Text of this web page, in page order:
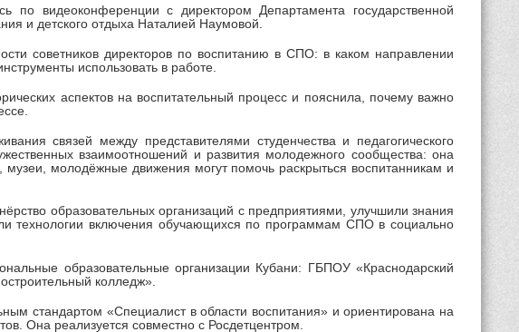
по видеоконференции с директором Департамента государственной
и детского отдыха Наталией Наумовой.
советников директоров по воспитанию в СПО: в каком направлении
использовать в работе.
аспектов на воспитательный процесс и пояснила, почему важно
связей между представителями студенчества и педагогического
взаимоотношений и развития молодежного сообщества: она
молодёжные движения могут помочь раскрыться воспитанникам и
образовательных организаций с предприятиями, улучшили знания
технологии включения обучающихся по программам СПО в социально
образовательные организации Кубани: ГБПОУ «Краснодарский
колледж».
стандартом «Специалист в области воспитания» и ориентирована на
Она реализуется совместно с Росдетцентром.